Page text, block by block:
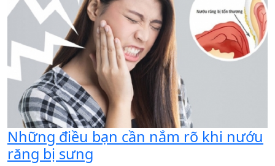
Những điều bạn cần nắm rõ khi nướu
răng bị sưng